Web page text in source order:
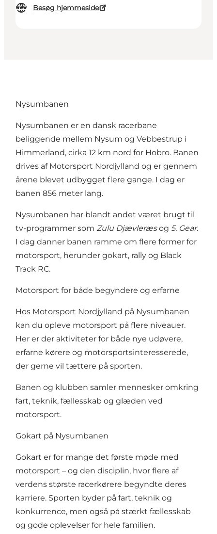
Besøg hjemmeside
Nysumbanen
Nysumbanen er en dansk racerbane
beliggende mellem Nysum og Vebbestrup i
Himmerland, cirka 12 km nord for Hobro. Banen
drives af Motorsport Nordjylland og er gennem
årene blevet udbygget flere gange. I dag er
banen 856 meter lang.
Nysumbanen har blandt andet været brugt til
tv-programmer som Zulu Djævleræsog 5. Gear.
I dag danner banen ramme om flere former for
motorsport, herunder gokart, rally og Black
Track RC.
Motorsport for både begyndere og erfarne
Hos Motorsport Nordjylland på Nysumbanen
kan du opleve motorsport på flere niveauer.
Her er der aktiviteter for både nye udøvere,
erfarne kørere og motorsportsinteresserede,
der gerne vil tættere på sporten.
Banen og klubben samler mennesker omkring
fart, teknik, fællesskab og glæden ved
motorsport.
Gokart på Nysumbanen
Gokart er for mange det første møde med
motorsport – og den disciplin, hvor flere af
verdens største racerkørere begyndte deres
karriere. Sporten byder på fart, teknik og
konkurrence, men også på stærkt fællesskab
og gode oplevelser for hele familien.